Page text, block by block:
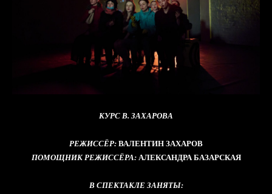
КУРС В. ЗАХАРОВА
РЕЖИССЁР: ВАЛЕНТИН ЗАХАРОВ
ПОМОЩНИК РЕЖИССЁРА:АЛЕКСАНДРА БАЗАРСКАЯ
В СПЕКТАКЛЕ ЗАНЯТЫ: